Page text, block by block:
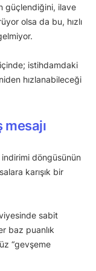
güçlendiğini, ilave
olsa da bu, hızlı
istihdamdaki
hızlanabileceği
mesajı
döngüsünün
karışık bir
sabit
baz puanlık
“gevşeme